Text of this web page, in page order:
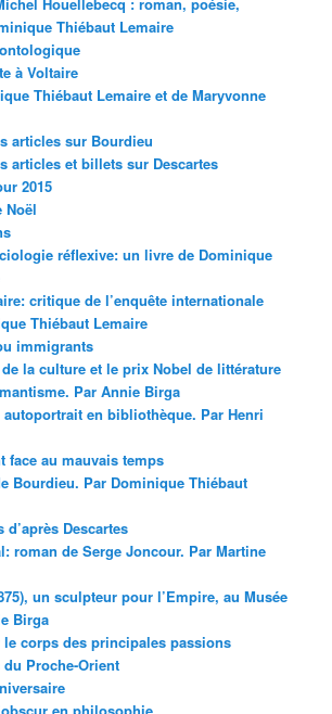
Thiébaut Lemaire
à Voltaire
Thiébaut Lemaire et de Maryvonne
articles sur Bourdieu
articles et billets sur Descartes
2015
Noël
réflexive: un livre de Dominique
critique de l’enquête internationale
Thiébaut Lemaire
immigrants
la culture et le prix Nobel de littérature
Par Annie Birga
en bibliothèque. Par Henri
face au mauvais temps
Bourdieu. Par Dominique Thiébaut
Descartes
roman de Serge Joncour. Par Martine
un sculpteur pour l’Empire, au Musée
Birga
corps des principales passions
Proche-Orient